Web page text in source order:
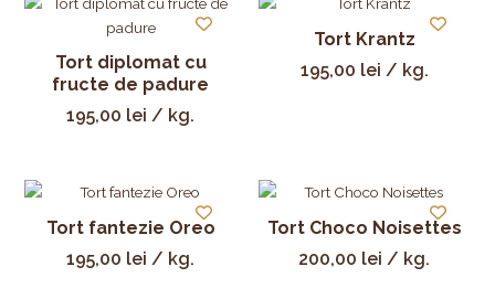
Tort diplomat cu
fructe de padure
195,00 lei / kg.
Tort Krantz
195,00 lei / kg.
Tort fantezie Oreo
195,00 lei / kg.
Tort Choco Noisettes
200,00 lei / kg.